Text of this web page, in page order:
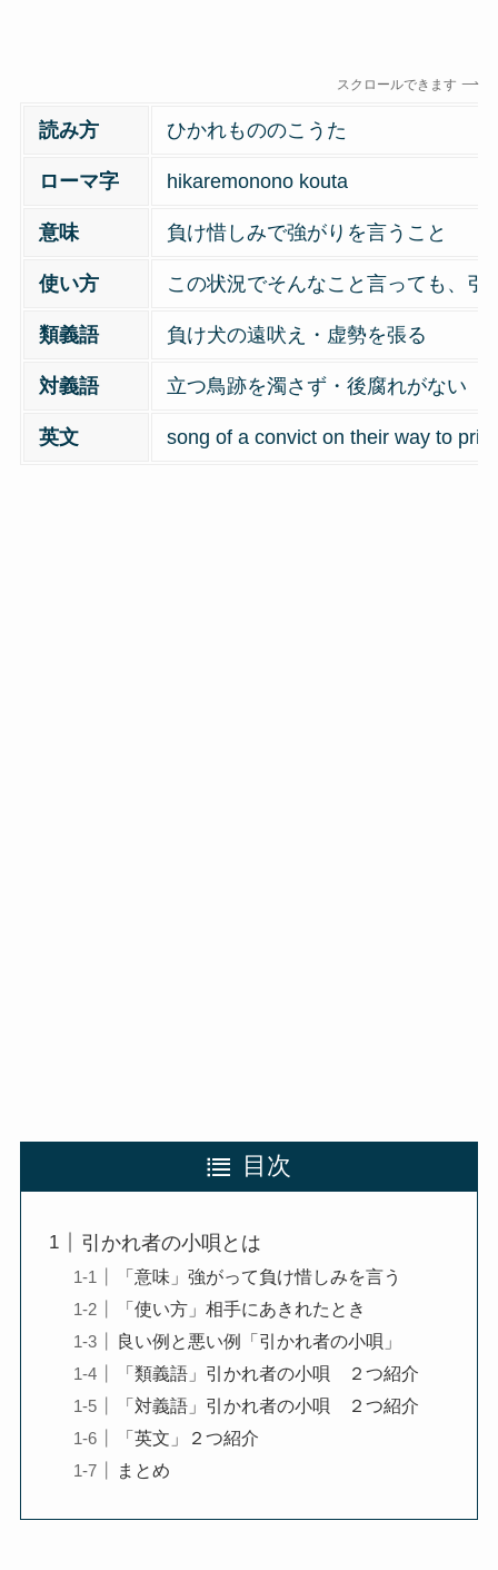
スクロールできます
読み方 ひかれもののこうた
ローマ字 hikaremonono kouta
意味 負け惜しみで強がりを言うこと
使い方 この状況でそんなこと言っても、
類義語 負け犬の遠吠え・虚勢を張る
対義語 立つ鳥跡を濁さず・後腐れがない
英文 song of a convict on their way to
目次
引かれ者の小唄とは
「意味」強がって負け惜しみを言う
「使い方」相手にあきれたとき
良い例と悪い例「引かれ者の小唄」
「類義語」引かれ者の小唄 ２つ紹介
「対義語」引かれ者の小唄 ２つ紹介
「英文」２つ紹介
まとめ